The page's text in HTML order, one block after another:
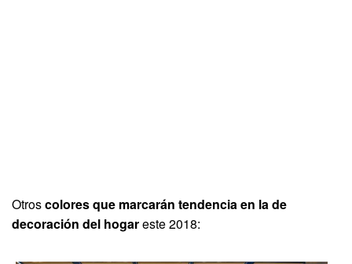
Otroscolores que marcarán tendencia en la de
decoración del hogareste 2018: